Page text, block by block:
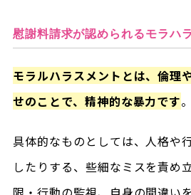
慰謝料請求が認められるモラハ
モラルハラスメントとは、倫理
せのことで、精神的な暴力です。
具体的なものとしては、人格や
したりする、些細なミスを責め